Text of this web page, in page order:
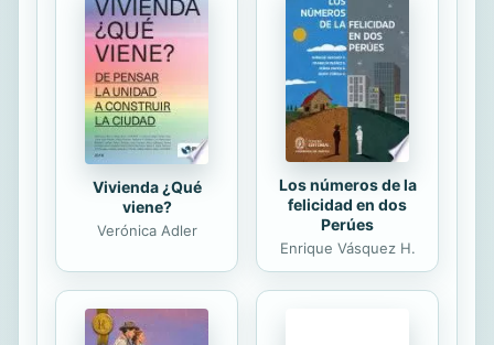
genera una serie de hipotesis de
trabajo a partir de las cuales intentar
desarrollar caminos de investigacion
futuros e intenta indagar sobre las
reales responsabilidades de las
violaciones de la ...
Vivienda ¿Qué
viene?
Verónica Adler
Los números de la
felicidad en dos
Perúes
Enrique Vásquez H.